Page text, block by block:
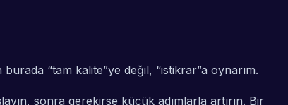
“tam kalite”ye değil, “istikrar”a oynarım.
sonra gerekirse küçük adımlarla artırın. Bir